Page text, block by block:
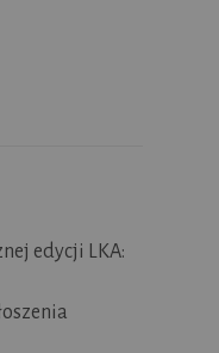
edycji LKA: